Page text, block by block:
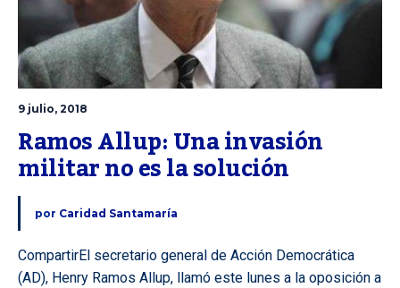
9 julio, 2018
Ramos Allup: Una invasión
militar no es la solución
por Caridad Santamaría
CompartirEl secretario general de Acción Democrática
(AD), Henry Ramos Allup, llamó este lunes a la oposición a